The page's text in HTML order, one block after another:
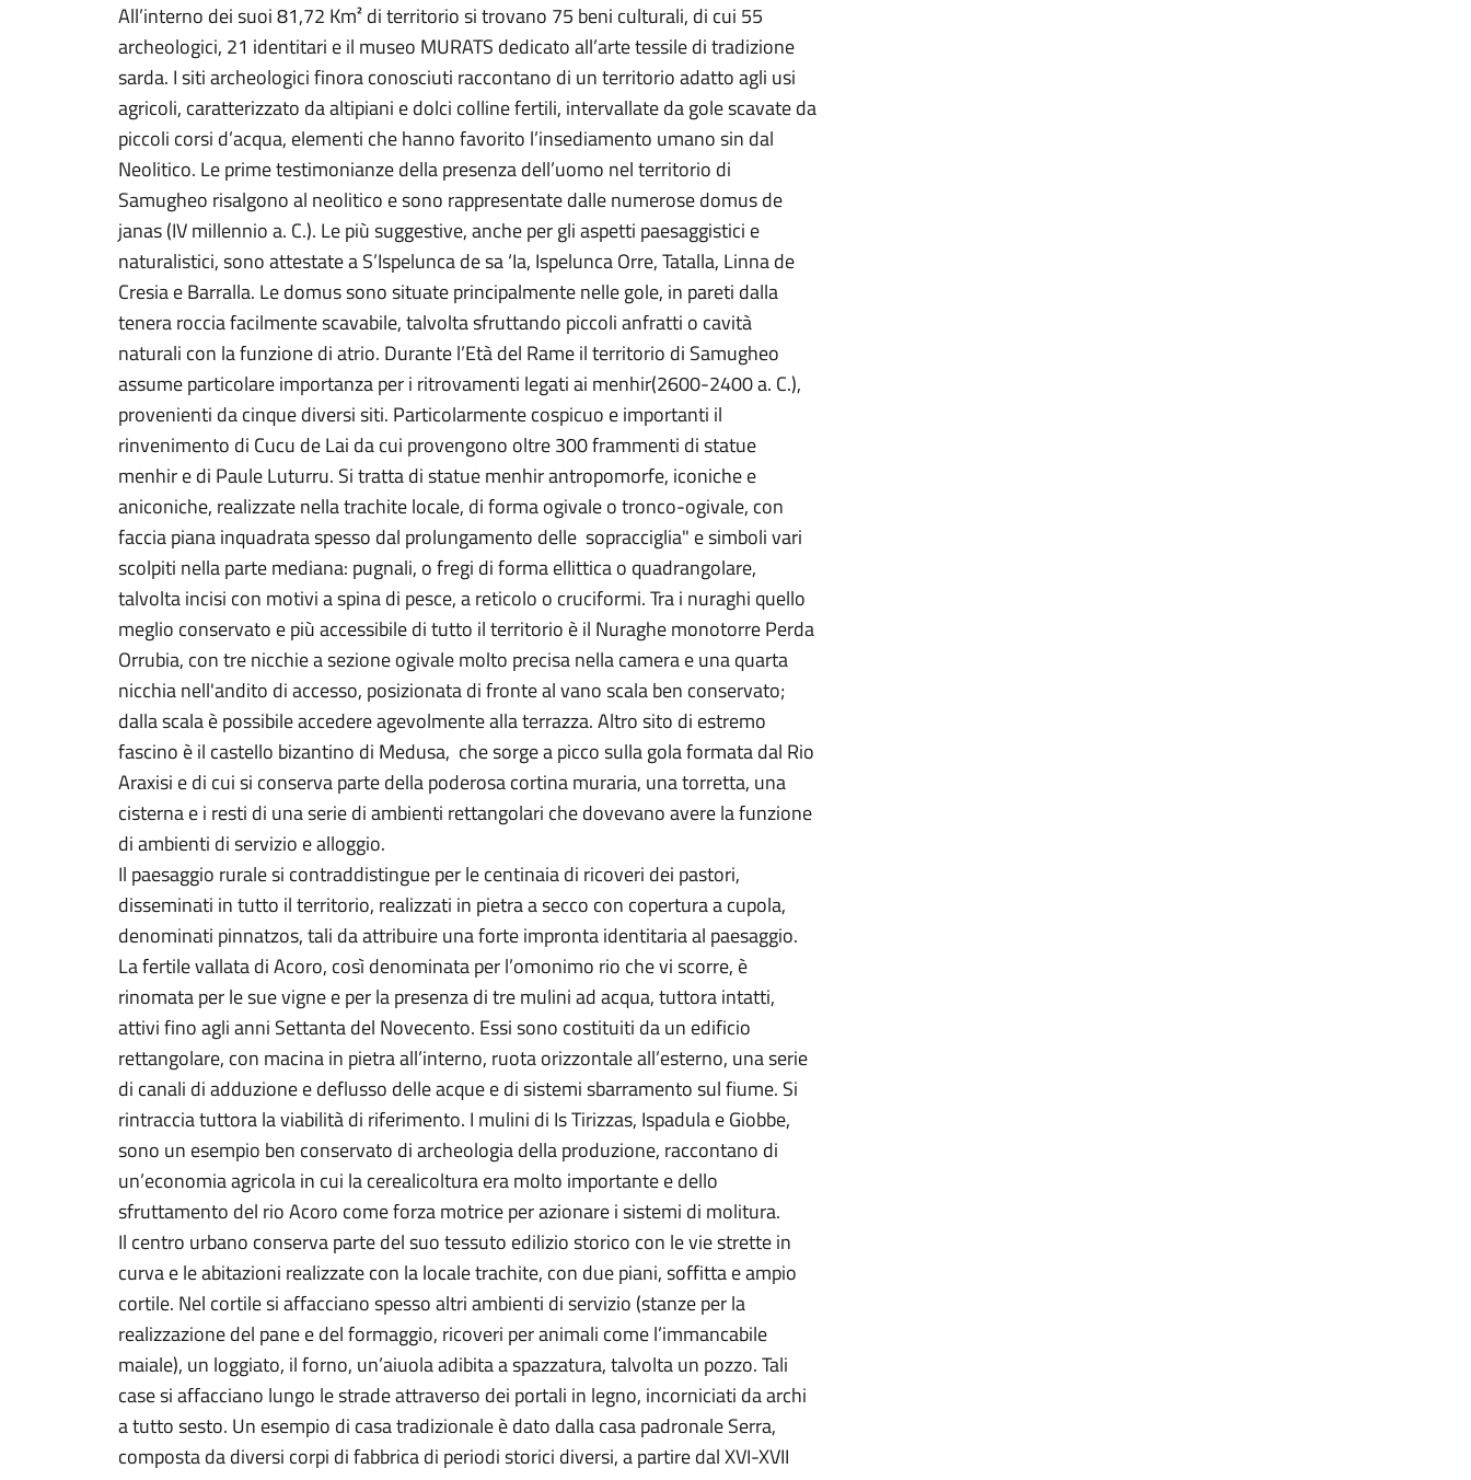
All’interno dei suoi 81,72 Km² di territorio si trovano 75 beni culturali, di cui 55
archeologici, 21 identitari e il museo MURATS dedicato all’arte tessile di tradizione
sarda. I siti archeologici finora conosciuti raccontano di un territorio adatto agli usi
agricoli, caratterizzato da altipiani e dolci colline fertili, intervallate da gole scavate da
piccoli corsi d’acqua, elementi che hanno favorito l’insediamento umano sin dal
Neolitico. Le prime testimonianze della presenza dell’uomo nel territorio di
Samugheo risalgono al neolitico e sono rappresentate dalle numerose domus de
janas (IV millennio a. C.). Le più suggestive, anche per gli aspetti paesaggistici e
naturalistici, sono attestate a S’Ispelunca de sa ‘Ia, Ispelunca Orre, Tatalla, Linna de
Cresia e Barralla. Le domus sono situate principalmente nelle gole, in pareti dalla
tenera roccia facilmente scavabile, talvolta sfruttando piccoli anfratti o cavità
naturali con la funzione di atrio. Durante l’Età del Rame il territorio di Samugheo
assume particolare importanza per i ritrovamenti legati ai menhir(2600-2400 a. C.),
provenienti da cinque diversi siti. Particolarmente cospicuo e importanti il
rinvenimento di Cucu de Lai da cui provengono oltre 300 frammenti di statue
menhir e di Paule Luturru. Si tratta di statue menhir antropomorfe, iconiche e
aniconiche, realizzate nella trachite locale, di forma ogivale o tronco-ogivale, con
faccia piana inquadrata spesso dal prolungamento delle sopracciglia" e simboli vari
scolpiti nella parte mediana: pugnali, o fregi di forma ellittica o quadrangolare,
talvolta incisi con motivi a spina di pesce, a reticolo o cruciformi. Tra i nuraghi quello
meglio conservato e più accessibile di tutto il territorio è il Nuraghe monotorre Perda
Orrubia, con tre nicchie a sezione ogivale molto precisa nella camera e una quarta
nicchia nell'andito di accesso, posizionata di fronte al vano scala ben conservato;
dalla scala è possibile accedere agevolmente alla terrazza. Altro sito di estremo
fascino è il castello bizantino di Medusa, che sorge a picco sulla gola formata dal Rio
Araxisi e di cui si conserva parte della poderosa cortina muraria, una torretta, una
cisterna e i resti di una serie di ambienti rettangolari che dovevano avere la funzione
di ambienti di servizio e alloggio.
Il paesaggio rurale si contraddistingue per le centinaia di ricoveri dei pastori,
disseminati in tutto il territorio, realizzati in pietra a secco con copertura a cupola,
denominati pinnatzos, tali da attribuire una forte impronta identitaria al paesaggio.
La fertile vallata di Acoro, così denominata per l’omonimo rio che vi scorre, è
rinomata per le sue vigne e per la presenza di tre mulini ad acqua, tuttora intatti,
attivi fino agli anni Settanta del Novecento. Essi sono costituiti da un edificio
rettangolare, con macina in pietra all’interno, ruota orizzontale all’esterno, una serie
di canali di adduzione e deflusso delle acque e di sistemi sbarramento sul fiume. Si
rintraccia tuttora la viabilità di riferimento. I mulini di Is Tirizzas, Ispadula e Giobbe,
sono un esempio ben conservato di archeologia della produzione, raccontano di
un’economia agricola in cui la cerealicoltura era molto importante e dello
sfruttamento del rio Acoro come forza motrice per azionare i sistemi di molitura.
Il centro urbano conserva parte del suo tessuto edilizio storico con le vie strette in
curva e le abitazioni realizzate con la locale trachite, con due piani, soffitta e ampio
cortile. Nel cortile si affacciano spesso altri ambienti di servizio (stanze per la
realizzazione del pane e del formaggio, ricoveri per animali come l’immancabile
maiale), un loggiato, il forno, un’aiuola adibita a spazzatura, talvolta un pozzo. Tali
case si affacciano lungo le strade attraverso dei portali in legno, incorniciati da archi
a tutto sesto. Un esempio di casa tradizionale è dato dalla casa padronale Serra,
composta da diversi corpi di fabbrica di periodi storici diversi, a partire dal XVI-XVII